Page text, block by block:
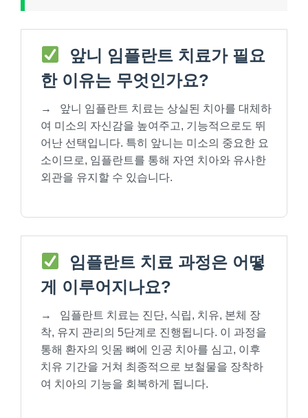
앞니 임플란트 치료가 필요
한 이유는 무엇인가요?
→
앞니 임플란트 치료는 상실된 치아를 대체하
여 미소의 자신감을 높여주고, 기능적으로도 뛰
어난 선택입니다. 특히 앞니는 미소의 중요한 요
소이므로, 임플란트를 통해 자연 치아와 유사한
외관을 유지할 수 있습니다.
임플란트 치료 과정은 어떻
게 이루어지나요?
→
임플란트 치료는 진단, 식립, 치유, 본체 장
착, 유지 관리의 5단계로 진행됩니다. 이 과정을
통해 환자의 잇몸 뼈에 인공 치아를 심고, 이후
치유 기간을 거쳐 최종적으로 보철물을 장착하
여 치아의 기능을 회복하게 됩니다.